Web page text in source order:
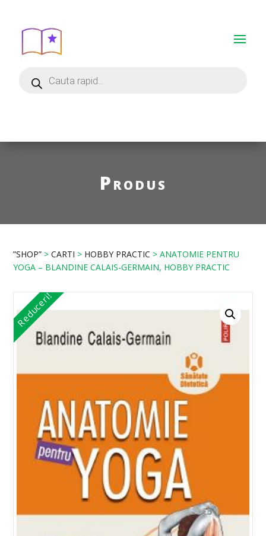
Produs
”SHOP” >CARTI > HOBBY PRACTIC > ANATOMIE PENTRU
YOGA – BLANDINE CALAIS-GERMAIN, HOBBY PRACTIC
Reduceri!